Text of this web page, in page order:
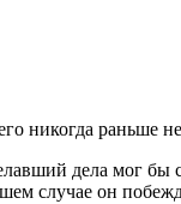
никогда раньше
дела мог бы
случае он